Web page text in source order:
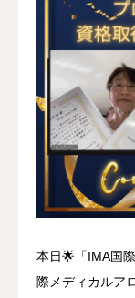
本日🌟「IMA国
際メディカルア